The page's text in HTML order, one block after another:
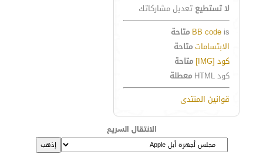
لا تستطيع تعديل مشاركاتك
BB code is
متاحة
الابتساماتمتاحة
كود [IMG]
متاحة
كود HTML
معطلة
قوانين المنتدى
الانتقال السريع